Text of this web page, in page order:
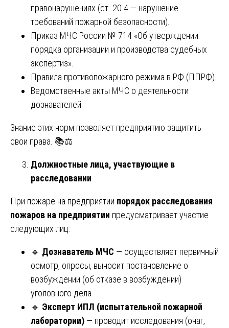
правонарушениях (ст. 20.4 — нарушение
требований пожарной безопасности).
Приказ МЧС России № 714 «Об утверждении
порядка организации и производства судебных
экспертиз».
Правила противопожарного режима в РФ (ППРФ).
Ведомственные акты МЧС о деятельности
дознавателей.
Знание этих норм позволяет предприятию защитить
свои права. 📚⚖️
Должностные лица, участвующие в
расследовании
При пожаре на предприятии порядок расследования
пожаров на предприятии предусматривает участие
следующих лиц:
🔹 Дознаватель МЧС — осуществляет первичный
осмотр, опросы, выносит постановление о
возбуждении (об отказе в возбуждении)
уголовного дела.
🔹 Эксперт ИПЛ (испытательной пожарной
лаборатории) — проводит исследования (очаг,